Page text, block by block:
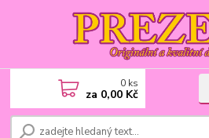
0 ks
za 0,00 Kč